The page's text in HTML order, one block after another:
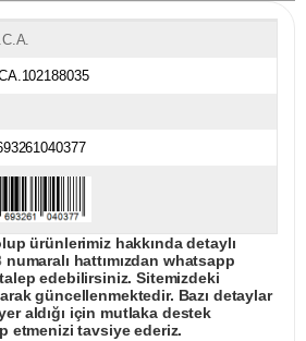
ürünlerimiz hakkında detaylı
numaralı hattımızdan whatsapp
edebilirsiniz. Sitemizdeki
güncellenmektedir. Bazı detaylar
aldığı için mutlaka destek
etmenizi tavsiye ederiz.